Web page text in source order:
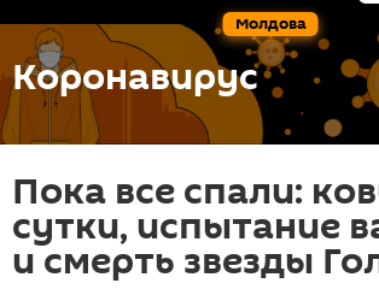
Молдова
Коронавирус
Пока все спали:
сутки, испытание
и смерть звезды